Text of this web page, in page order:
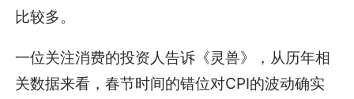
比较多。
一位关注消费的投资人告诉《灵兽》，从历年相
关数据来看，春节时间的错位对CPI的波动确实